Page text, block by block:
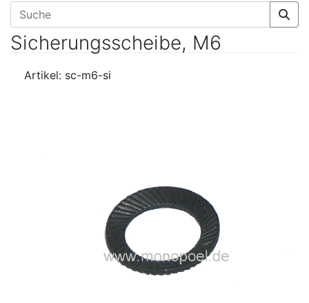
Sicherungsscheibe, M6
Artikel: sc-m6-si